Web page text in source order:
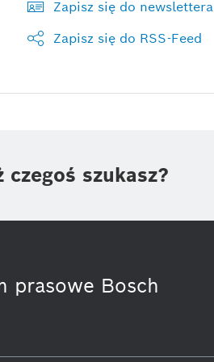
Zapisz się do newslettera
Zapisz się do RSS-Feed
czegoś szukasz?
prasowe Bosch